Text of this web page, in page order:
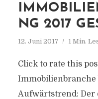
NG 2017
12. Juni 2017 1 Min.
Click to rate this
Aufwärtstrend: Der